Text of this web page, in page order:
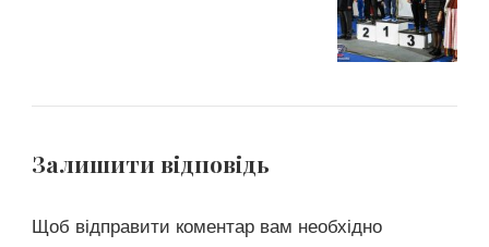
Залишити відповідь
Щоб відправити коментар вам необхідно